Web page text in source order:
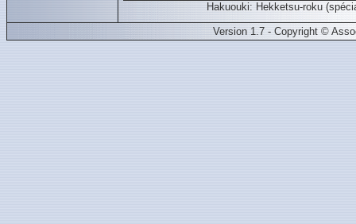
Hakuouki: Hekketsu-roku
Version 1.7 - Copyright ©